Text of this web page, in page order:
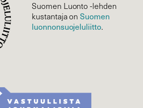
Suomen Luonto -lehden
kustantaja onSuomen
luonnonsuojelu­liitto.